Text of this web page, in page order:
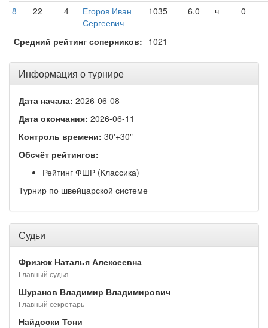
8 22 4
Егоров Иван
Сергеевич
1035 6.0 ч 0
Средний рейтинг соперников: 1021
Информация о турнире
Дата начала: 2026-06-08
Дата окончания: 2026-06-11
Контроль времени: 30'+30"
Обсчёт рейтингов:
Рейтинг ФШР (Классика)
Турнир по швейцарской системе
Судьи
Фризюк Наталья Алексеевна
Главный судья
Шуранов Владимир Владимирович
Главный секретарь
Найдоски Тони